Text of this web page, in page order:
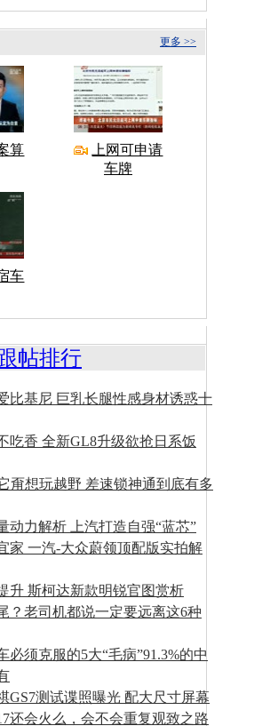
更多 >>
算
上网可申请
车牌
车
帖排行
比基尼 巨乳长腿性感身材诱惑十
吃香 全新GL8升级欲抢日系饭
甭想玩越野 差速锁神通到底有多
动力解析 上汽打造自强“蓝芯”
家 一汽-大众蔚领顶配版实拍解
升 斯柯达新款明锐官图赏析
？老司机都说一定要远离这6种
必须克服的5大“毛病”91.3%的中
GS7测试谍照曝光 配大尺寸屏幕
还会火么，会不会重复观致之路